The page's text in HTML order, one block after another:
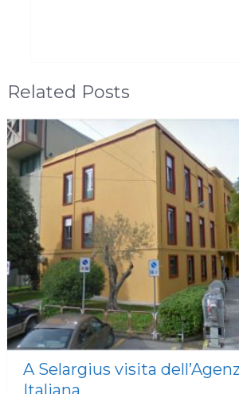
Related Posts
A Selargius visita
Italiana